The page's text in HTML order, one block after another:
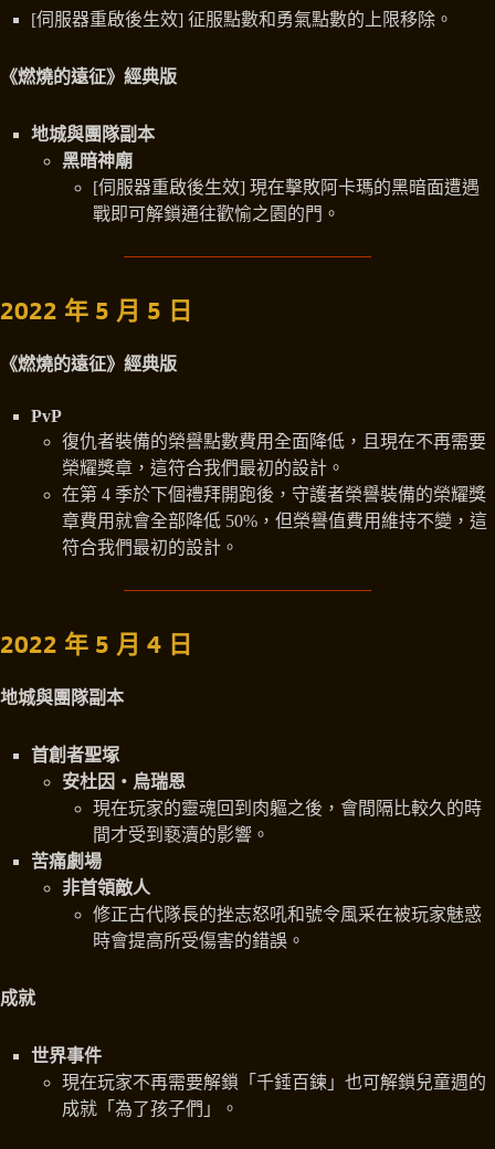
[伺服器重啟後生效] 征服點數和勇氣點數的上限移除。
《燃燒的遠征》經典版
地城與團隊副本
黑暗神廟
[伺服器重啟後生效] 現在擊敗阿卡瑪的黑暗面遭遇
戰即可解鎖通往歡愉之園的門。
2022 年 5 月 5 日
《燃燒的遠征》經典版
PvP
復仇者裝備的榮譽點數費用全面降低，且現在不再需要
榮耀獎章，這符合我們最初的設計。
在第 4 季於下個禮拜開跑後，守護者榮譽裝備的榮耀獎
章費用就會全部降低 50%，但榮譽值費用維持不變，這
符合我們最初的設計。
2022 年 5 月 4 日
地城與團隊副本
首創者聖塚
安杜因‧烏瑞恩
現在玩家的靈魂回到肉軀之後，會間隔比較久的時
間才受到褻瀆的影響。
苦痛劇場
非首領敵人
修正古代隊長的挫志怒吼和號令風采在被玩家魅惑
時會提高所受傷害的錯誤。
成就
世界事件
現在玩家不再需要解鎖「千錘百鍊」也可解鎖兒童週的
成就「為了孩子們」。